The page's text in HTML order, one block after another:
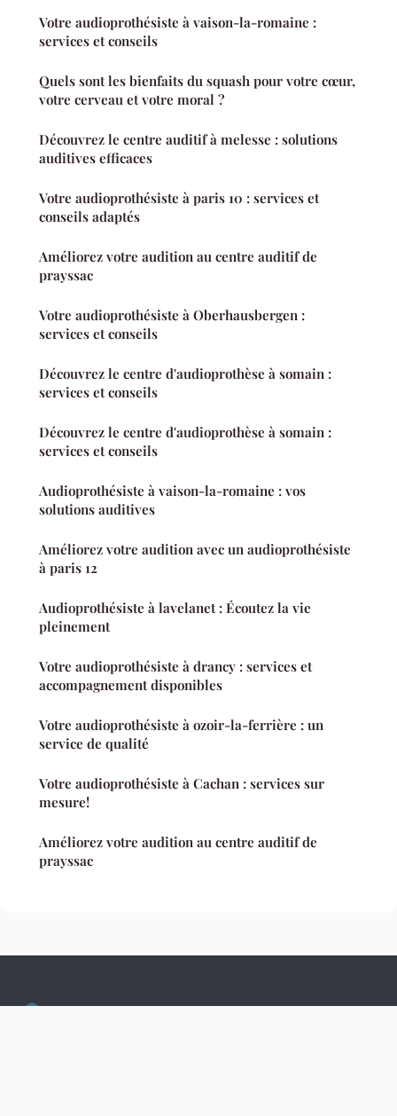
Votre audioprothésiste à vaison-la-romaine :
services et conseils
Quels sont les bienfaits du squash pour votre cœur,
votre cerveau et votre moral ?
Découvrez le centre auditif à melesse : solutions
auditives efficaces
Votre audioprothésiste à paris 10 : services et
conseils adaptés
Améliorez votre audition au centre auditif de
prayssac
Votre audioprothésiste à Oberhausbergen :
services et conseils
Découvrez le centre d'audioprothèse à somain :
services et conseils
Découvrez le centre d'audioprothèse à somain :
services et conseils
Audioprothésiste à vaison-la-romaine : vos
solutions auditives
Améliorez votre audition avec un audioprothésiste
à paris 12
Audioprothésiste à lavelanet : Écoutez la vie
pleinement
Votre audioprothésiste à drancy : services et
accompagnement disponibles
Votre audioprothésiste à ozoir-la-ferrière : un
service de qualité
Votre audioprothésiste à Cachan : services sur
mesure!
Améliorez votre audition au centre auditif de
prayssac
Culture Hopital